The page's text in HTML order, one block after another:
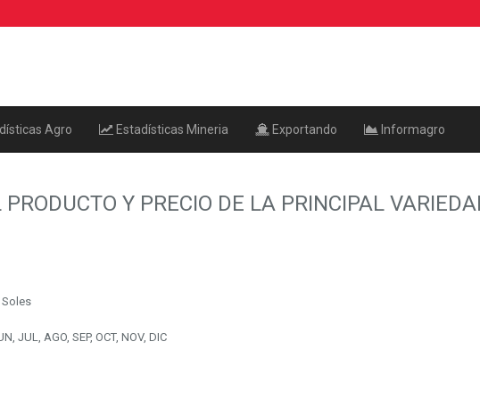
Agro Estadísticas Mineria Exportando Informagro
Y PRECIO DE LA PRINCIPAL
JUL, AGO, SEP, OCT, NOV, DIC